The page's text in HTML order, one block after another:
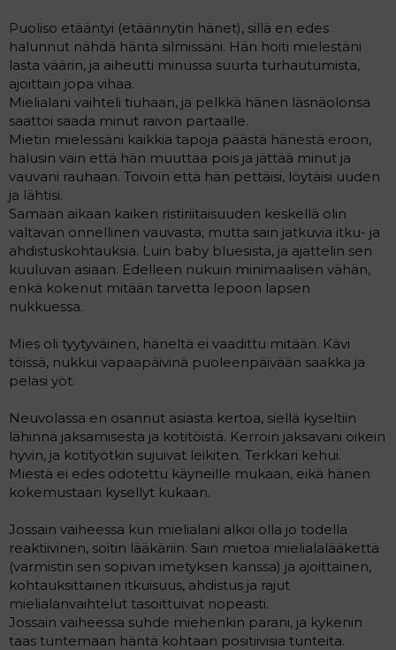
Puoliso etääntyi (etäännytin hänet), sillä en edes
halunnut nähdä häntä silmissäni. Hän hoiti mielestäni
lasta väärin, ja aiheutti minussa suurta turhautumista,
ajoittain jopa vihaa.
Mielialani vaihteli tiuhaan, ja pelkkä hänen läsnäolonsa
saattoi saada minut raivon partaalle.
Mietin mielessäni kaikkia tapoja päästä hänestä eroon,
halusin vain että hän muuttaa pois ja jättää minut ja
vauvani rauhaan. Toivoin että hän pettäisi, löytäisi uuden
ja lähtisi.
Samaan aikaan kaiken ristiriitaisuuden keskellä olin
valtavan onnellinen vauvasta, mutta sain jatkuvia itku- ja
ahdistuskohtauksia. Luin baby bluesista, ja ajattelin sen
kuuluvan asiaan. Edelleen nukuin minimaalisen vähän,
enkä kokenut mitään tarvetta lepoon lapsen
nukkuessa.
Mies oli tyytyväinen, häneltä ei vaadittu mitään. Kävi
töissä, nukkui vapaapäivinä puoleenpäivään saakka ja
pelasi yöt.
Neuvolassa en osannut asiasta kertoa, siellä kyseltiin
lähinnä jaksamisesta ja kotitöistä. Kerroin jaksavani oikein
hyvin, ja kotityötkin sujuivat leikiten. Terkkari kehui.
Miestä ei edes odotettu käyneille mukaan, eikä hänen
kokemustaan kysellyt kukaan.
Jossain vaiheessa kun mielialani alkoi olla jo todella
reaktiivinen, soitin lääkäriin. Sain mietoa mielialalääkettä
(varmistin sen sopivan imetyksen kanssa) ja ajoittainen,
kohtauksittainen itkuisuus, ahdistus ja rajut
mielialanvaihtelut tasoittuivat nopeasti.
Jossain vaiheessa suhde miehenkin parani, ja kykenin
taas tuntemaan häntä kohtaan positiivisia tunteita.